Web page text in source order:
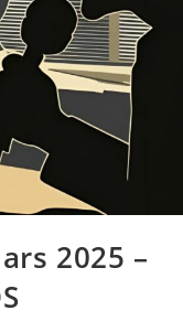
2025 –